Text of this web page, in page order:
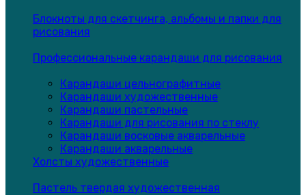
Блокноты для скетчинга, альбомы и папки для
рисования
Профессиональные карандаши для рисования
Карандаши цельнографитные
Карандаши художественные
Карандаши пастельные
Карандаши для рисования по стеклу
Карандаши восковые акварельные
Карандаши акварельные
Холсты художественные
Пастель твердая художественная